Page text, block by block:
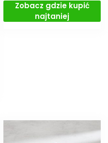
Zobacz gdzie kupić
najtaniej